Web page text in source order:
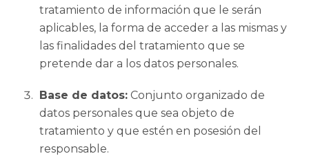
tratamiento de información que le serán
aplicables, la forma de acceder a las mismas y
las finalidades del tratamiento que se
pretende dar a los datos personales.
Base de datos: Conjunto organizado de
datos personales que sea objeto de
tratamiento y que estén en posesión del
responsable.